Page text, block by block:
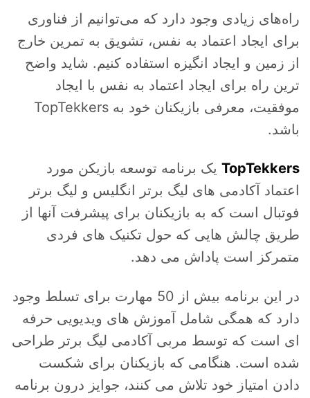
راه‌های زیادی وجود دارد که می‌توانیم از فناوری
برای ایجاد اعتماد به نفس، تشویق به تمرین خارج
از زمین و ایجاد انگیزه استفاده کنیم. شاید واضح
ترین راه برای ایجاد اعتماد به نفس با ایجاد
موفقیت، معرفی بازیکنان خود به TopTekkers
باشد.
TopTekkers یک برنامه توسعه بازیکن مورد
اعتماد آکادمی های لیگ برتر انگلیس و لیگ برتر
فوتبال است که به بازیکنان برای پیشرفت آنها از
طریق چالش هایی که حول تکنیک های فردی
متمرکز است پاداش می دهد.
در این برنامه بیش از 50 مهارت برای تسلط وجود
دارد که همگی شامل آموزش های ویدیویی حرفه
ای است که توسط مربی آکادمی لیگ برتر طراحی
شده است. هنگامی که بازیکنان برای شکست
دادن امتیاز خود تلاش می کنند، جوایز درون برنامه